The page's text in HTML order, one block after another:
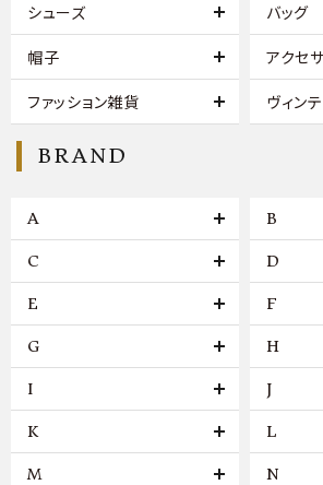
シューズ バッグ
帽子 アクセ
ファッション雑貨 ヴィン
BRAND
A B
C D
E F
G H
I J
K L
M N